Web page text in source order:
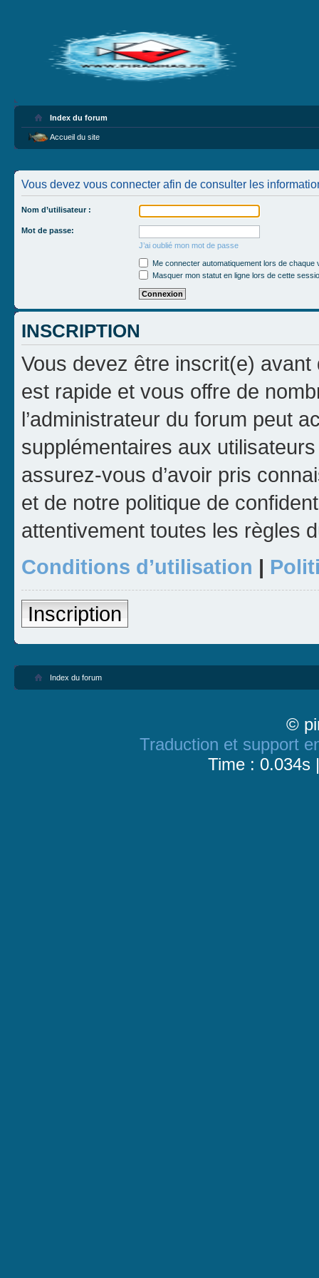
Index du forum
Accueil du site
Vous devez vous connecter afin de consulter les
Nom d’utilisateur :
Mot de passe:
J’ai oublié mon mot de passe
Me connecter automatiquement lors de chaque
Masquer mon statut en ligne lors de cette
INSCRIPTION
Vous devez être inscrit(e) avant
est rapide et vous offre de
l’administrateur du forum peut
supplémentaires aux
assurez-vous d’avoir pris
et de notre politique de
attentivement toutes les règles
Conditions d’utilisation |
Inscription
Index du forum
©
Traduction et support
Time : 0.034s